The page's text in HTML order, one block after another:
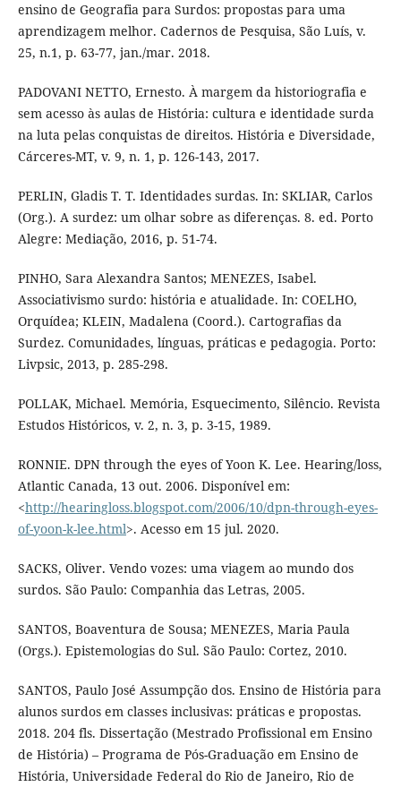
ensino de Geografia para Surdos: propostas para uma
aprendizagem melhor. Cadernos de Pesquisa, São Luís, v.
25, n.1, p. 63-77, jan./mar. 2018.
PADOVANI NETTO, Ernesto. À margem da historiografia e
sem acesso às aulas de História: cultura e identidade surda
na luta pelas conquistas de direitos. História e Diversidade,
Cárceres-MT, v. 9, n. 1, p. 126-143, 2017.
PERLIN, Gladis T. T. Identidades surdas. In: SKLIAR, Carlos
(Org.). A surdez: um olhar sobre as diferenças. 8. ed. Porto
Alegre: Mediação, 2016, p. 51-74.
PINHO, Sara Alexandra Santos; MENEZES, Isabel.
Associativismo surdo: história e atualidade. In: COELHO,
Orquídea; KLEIN, Madalena (Coord.). Cartografias da
Surdez. Comunidades, línguas, práticas e pedagogia. Porto:
Livpsic, 2013, p. 285-298.
POLLAK, Michael. Memória, Esquecimento, Silêncio. Revista
Estudos Históricos, v. 2, n. 3, p. 3-15, 1989.
RONNIE. DPN through the eyes of Yoon K. Lee. Hearing/loss,
Atlantic Canada, 13 out. 2006. Disponível em:
<http://hearingloss.blogspot.com/2006/10/dpn-through-eyes-
of-yoon-k-lee.html>. Acesso em 15 jul. 2020.
SACKS, Oliver. Vendo vozes: uma viagem ao mundo dos
surdos. São Paulo: Companhia das Letras, 2005.
SANTOS, Boaventura de Sousa; MENEZES, Maria Paula
(Orgs.). Epistemologias do Sul. São Paulo: Cortez, 2010.
SANTOS, Paulo José Assumpção dos. Ensino de História para
alunos surdos em classes inclusivas: práticas e propostas.
2018. 204 fls. Dissertação (Mestrado Profissional em Ensino
de História) – Programa de Pós-Graduação em Ensino de
História, Universidade Federal do Rio de Janeiro, Rio de